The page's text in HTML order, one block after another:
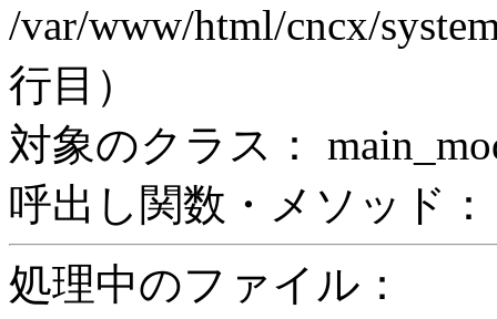
/var/www/html/cncx/
行目）
対象のクラス：
呼出し関数・メソッド：
処理中のファイル：